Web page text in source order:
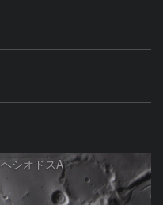
ヘシオドスA